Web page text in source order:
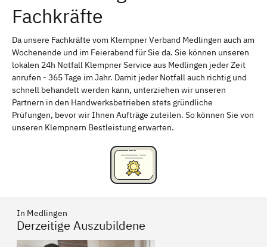
Bayreuth
Schweinfurt Passau
Freising Rudelsdorf, Mittelfranken
Fachkräfte
Da unsere Fachkräfte vom Klempner Verband Medlingen auch am
Wochenende und im Feierabend für Sie da. Sie können unseren
lokalen 24h Notfall Klempner Service aus Medlingen jeder Zeit
anrufen - 365 Tage im Jahr. Damit jeder Notfall auch richtig und
schnell behandelt werden kann, unterziehen wir unseren
Partnern in den Handwerksbetrieben stets gründliche
Prüfungen, bevor wir Ihnen Aufträge zuteilen. So können Sie von
unseren Klempnern Bestleistung erwarten.
In Medlingen
Derzeitige Auszubildene